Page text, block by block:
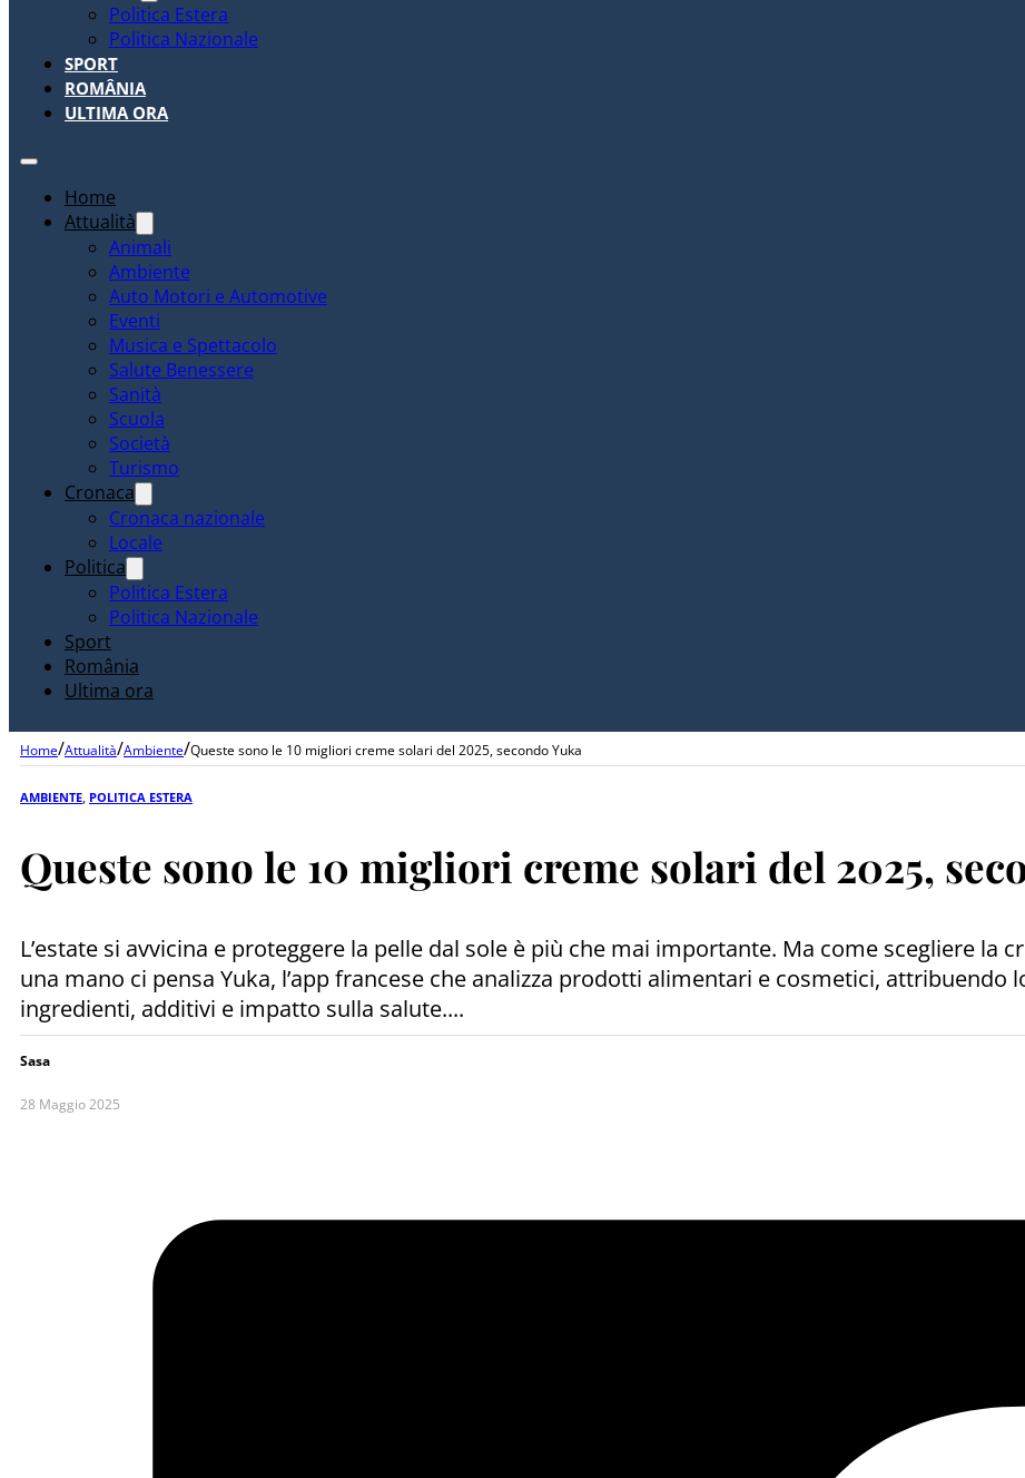
Politica Estera
Politica Nazionale
SPORT
ROMÂNIA
ULTIMA ORA
Home
Attualità
Animali
Ambiente
Auto Motori e Automotive
Eventi
Musica e Spettacolo
Salute Benessere
Sanità
Scuola
Società
Turismo
Cronaca
Cronaca nazionale
Locale
Politica
Politica Estera
Politica Nazionale
Sport
România
Ultima ora
Home/Attualità/Ambiente/Queste sono le 10 migliori creme solari del 2025, secondo Yuka
AMBIENTE POLITICA ESTERA
Queste sono le 10 migliori creme solari del 2025,
L’estate si avvicina e proteggere la pelle dal sole è più che mai importante. Ma come scegliere la
una mano ci pensa Yuka, l’app francese che analizza prodotti alimentari e cosmetici, attribuendo
ingredienti, additivi e impatto sulla salute....
Sasa
28 Maggio 2025